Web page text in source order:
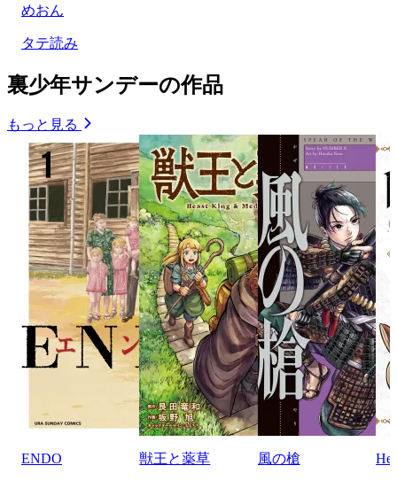
めおん
タテ読み
裏少年サンデーの作品
もっと見る
ENDO 獣王と薬草 風の槍